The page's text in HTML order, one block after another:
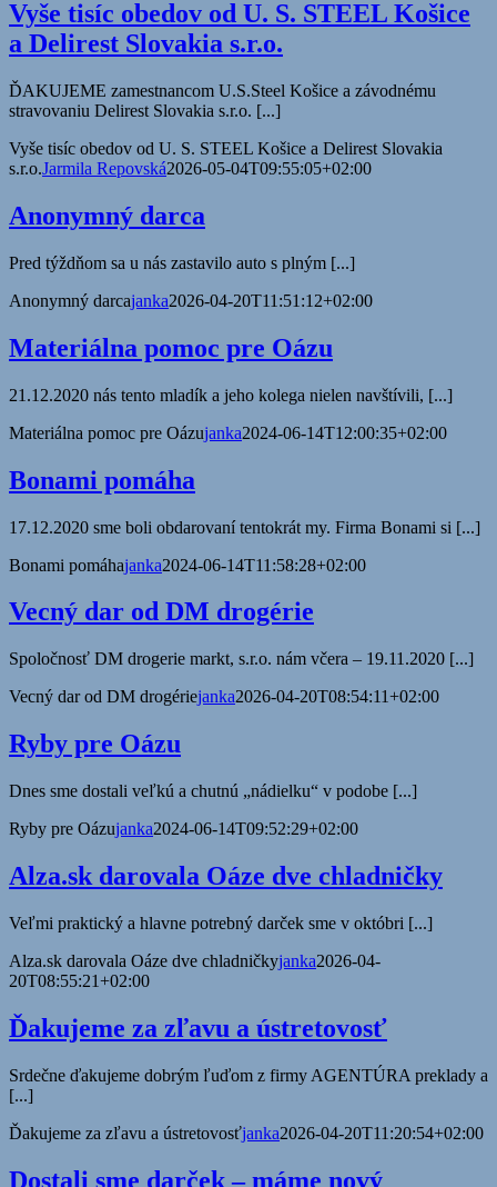
Vyše tisíc obedov od U. S. STEEL Košice
a Delirest Slovakia s.r.o.
ĎAKUJEME zamestnancom U.S.Steel Košice a závodnému
stravovaniu Delirest Slovakia s.r.o. [...]
Vyše tisíc obedov od U. S. STEEL Košice a Delirest Slovakia
s.r.o.Jarmila Repovská2026-05-04T09:55:05+02:00
Anonymný darca
Pred týždňom sa u nás zastavilo auto s plným [...]
Anonymný darcajanka2026-04-20T11:51:12+02:00
Materiálna pomoc pre Oázu
21.12.2020 nás tento mladík a jeho kolega nielen navštívili, [...]
Materiálna pomoc pre Oázujanka2024-06-14T12:00:35+02:00
Bonami pomáha
17.12.2020 sme boli obdarovaní tentokrát my. Firma Bonami si [...]
Bonami pomáhajanka2024-06-14T11:58:28+02:00
Vecný dar od DM drogérie
Spoločnosť DM drogerie markt, s.r.o. nám včera – 19.11.2020 [...]
Vecný dar od DM drogériejanka2026-04-20T08:54:11+02:00
Ryby pre Oázu
Dnes sme dostali veľkú a chutnú „nádielku“ v podobe [...]
Ryby pre Oázujanka2024-06-14T09:52:29+02:00
Alza.sk darovala Oáze dve chladničky
Veľmi praktický a hlavne potrebný darček sme v októbri [...]
Alza.sk darovala Oáze dve chladničkyjanka2026-04-
20T08:55:21+02:00
Ďakujeme za zľavu a ústretovosť
Srdečne ďakujeme dobrým ľuďom z firmy AGENTÚRA preklady a
[...]
Ďakujeme za zľavu a ústretovosťjanka2026-04-20T11:20:54+02:00
Dostali sme darček – máme nový